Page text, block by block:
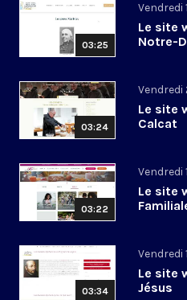
03:25
Vendredi
Le site
Notre-
03:24
Vendredi
Le site
Calcat
03:22
Vendredi
Le site
03:34
Vendredi
Le site
Jésus